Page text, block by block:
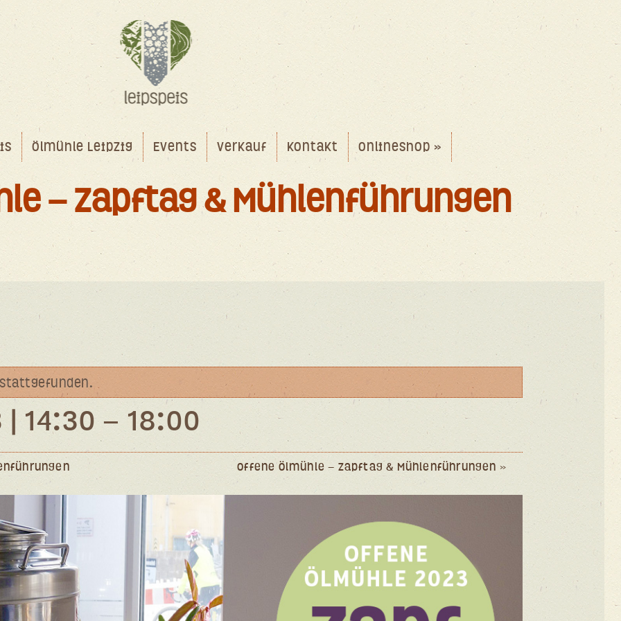
Ölmühle Leipzig Events Verkauf Kontakt Onlineshop »
– Zapftag & Mühlenführungen
14:30 – 18:00
Offene Ölmühle – Zapftag & Mühlenführungen »